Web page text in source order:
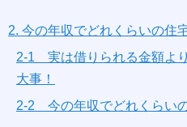
2. 今の年収でどれくらいの住
2-1 実は借りられる金額よ
大事！
2-2 今の年収でどれくらい